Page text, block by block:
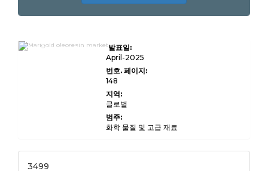
Marigold Oleoresin
시장 규모, 점유율, 성장
발표일:
April-2025
번호. 페이지:
148
지역:
글로벌
범주:
화학 물질 및 고급 재료
3499